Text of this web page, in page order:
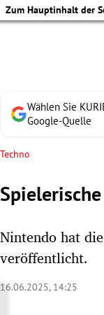
Zum Hauptinhalt der
Untermenü
Wählen Sie
Google-Quelle
Techno
Nintendo hat
veröffentlicht.
16.06.2025, 14:25